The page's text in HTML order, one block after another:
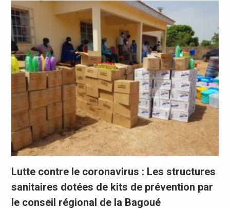
Lutte contre le coronavirus : Les structures
sanitaires dotées de kits de prévention par
le conseil régional de la Bagoué